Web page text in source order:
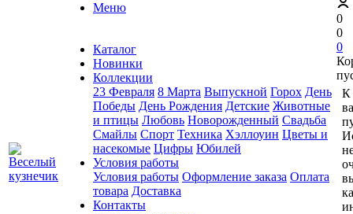
Меню
Каталог
Новинки
Коллекции
23 Февраля 8 Марта Выпускной Горох День
Победы День Рождения Детские Животные
и птицы Любовь Новорожденный Свадьба
Смайлы Спорт Техника Хэллоуин Цветы и
насекомые Цифры Юбилей
Условия работы
Условия работы Оформление заказа Оплата
товара Доставка
Контакты
0
0
0
К